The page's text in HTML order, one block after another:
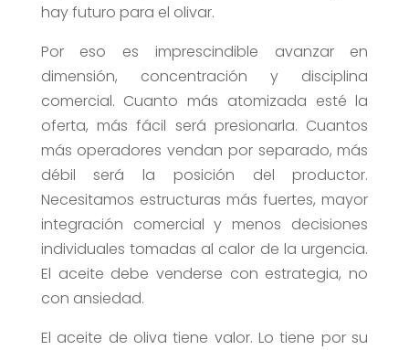
hay futuro para el olivar.
Por eso es imprescindible avanzar en
dimensión, concentración y disciplina
comercial. Cuanto más atomizada esté la
oferta, más fácil será presionarla. Cuantos
más operadores vendan por separado, más
débil será la posición del productor.
Necesitamos estructuras más fuertes, mayor
integración comercial y menos decisiones
individuales tomadas al calor de la urgencia.
El aceite debe venderse con estrategia, no
con ansiedad.
El aceite de oliva tiene valor. Lo tiene por su